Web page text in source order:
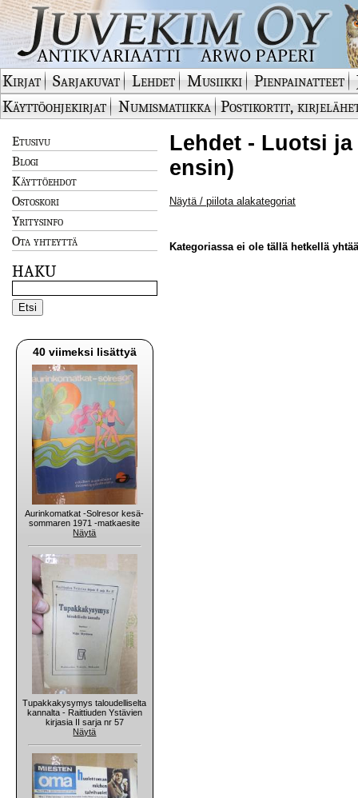
Kirjat Sarjakuvat Lehdet Musiikki Pienpainatteet
Käyttöohjekirjat
Numismatiikka Postikortit,
Etusivu
Blogi
Käyttöehdot
Ostoskori
Yritysinfo
Ota yhteyttä
HAKU
40 viimeksi lisättyä
Aurinkomatkat -Solresor kesä-
sommaren 1971 -matkaesite
Näytä
Tupakkakysymys taloudelliselta
kannalta - Raittiuden Ystävien
kirjasia II sarja nr 57
Näytä
Lehdet - Luotsi
ensin)
Näytä / piilota alakategoriat
Kategoriassa ei ole tällä hetkellä